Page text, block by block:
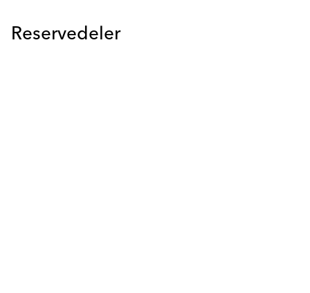
Reservedeler